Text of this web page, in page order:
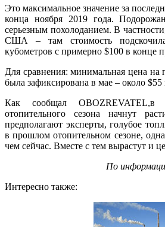
Это максимальное значение за
конца ноября 2019 года.
серьезным похолоданием. В
США – там стоимость
кубометров с примерно $100 в конце
Для сравнения: минимальная цена на
была зафиксирована в мае – около $55
Как сообщал
отопительного сезона начнут
предполагают эксперты, голубое
в прошлом отопительном сезоне,
чем сейчас. Вместе с тем вырастут и
По
Интересно также: